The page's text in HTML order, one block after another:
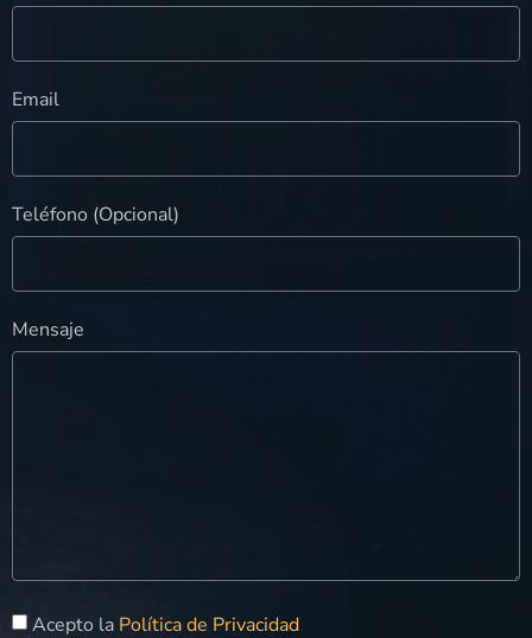
Email
Teléfono (Opcional)
Mensaje
Acepto la Política de Privacidad